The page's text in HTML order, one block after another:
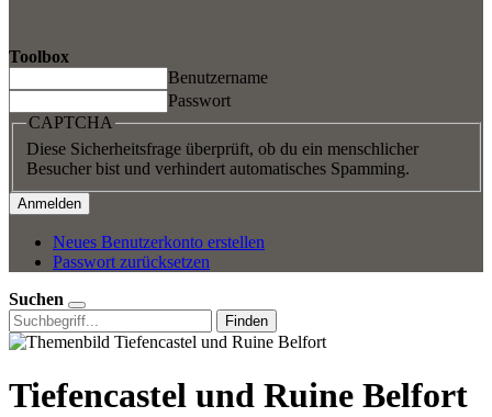
Toolbox
Benutzername
Passwort
CAPTCHA
Diese Sicherheitsfrage überprüft, ob du ein menschlicher
Besucher bist und verhindert automatisches Spamming.
Neues Benutzerkonto erstellen
Passwort zurücksetzen
Suchen
Finden
Tiefencastel und Ruine Belfort